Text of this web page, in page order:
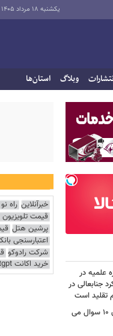
یکشنبه ۱۸ مرداد ۱۴۰۵
وبلاگ استان‌ها
علمیه در
جنابعالی در
تقلید است
نمایندگان مجلس از این دو وزیر پزشکیان ۱۰ سوال می
خبرآنلاین راه
قیمت
پرشین هتل
اعتبارسنجی
شرکت رادوکو
خرید اکانت chatgpt